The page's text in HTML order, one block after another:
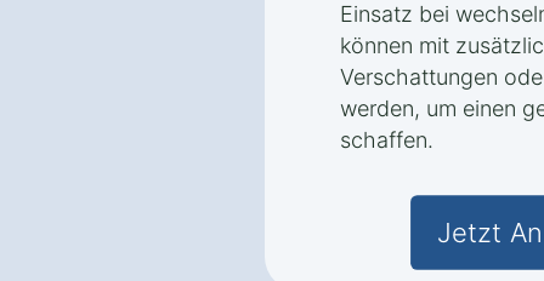
Einsatz bei
können mit
Verschattungen
werden, um einen
schaffen.
Jetzt